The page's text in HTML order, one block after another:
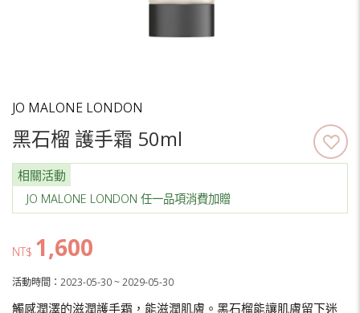
JO MALONE LONDON
黑石榴 護手霜 50ml
相關活動
JO MALONE LONDON 任一品項消費加贈
NT$ 1,600
活動時間：2023-05-30 ~ 2029-05-30
觸感潤澤的滋潤護手霜，能滋潤肌膚。黑石榴能讓肌膚留下迷